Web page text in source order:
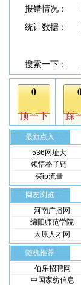
报错情况：
统计数据：
搜索一下：
最新点入
536网址大
领悟格子链
买ip流量
网友浏览
河南广播网
绵阳师范学院
太原人才网
随机推荐
伯乐招聘网
中国家纺信息